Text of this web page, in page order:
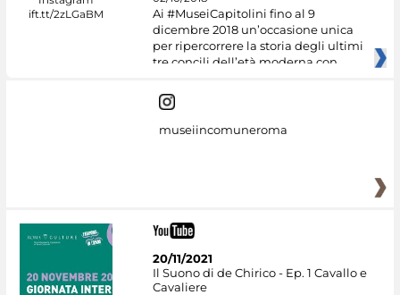
Ai #MuseiCapitolini fino al 9
dicembre 2018 un’occasione unica
per ripercorrere la storia degli ultimi
tre concili dell’età moderna con
museiincomuneroma
20/11/2021
Il Suono di de Chirico - Ep. 1 Cavallo e
Cavaliere